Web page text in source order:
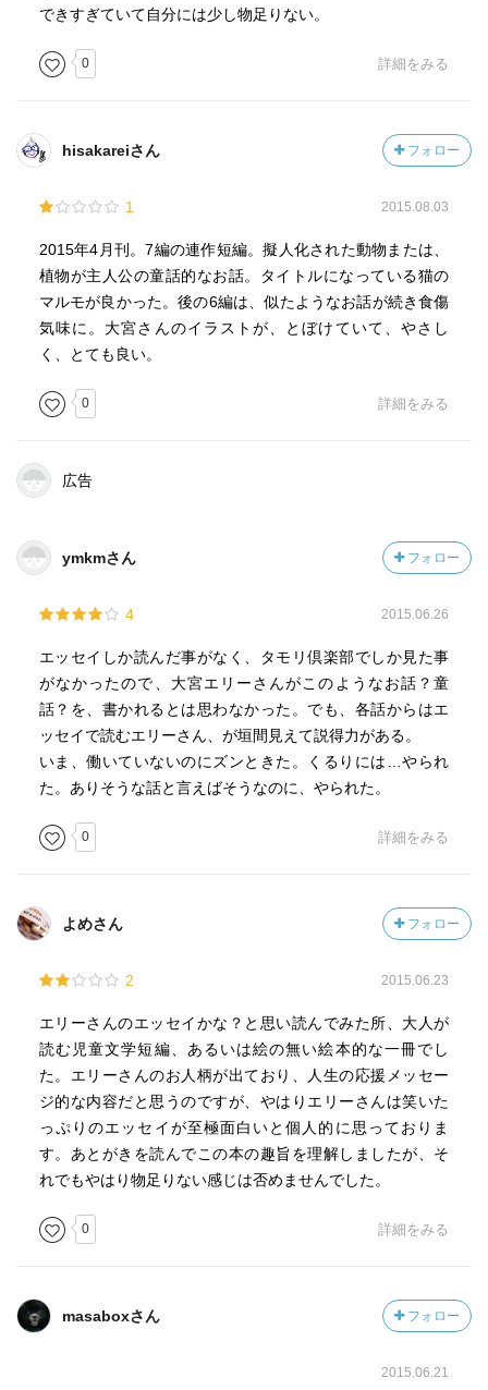
できすぎていて自分には少し物足りない。
0 詳細をみる
hisakareiさん フォロー
1 2015.08.03
2015年4月刊。7編の連作短編。擬人化された動物または、
植物が主人公の童話的なお話。タイトルになっている猫の
マルモが良かった。後の6編は、似たようなお話が続き食傷
気味に。大宮さんのイラストが、とぼけていて、やさし
く、とても良い。
0 詳細をみる
広告
ymkmさん フォロー
4 2015.06.26
エッセイしか読んだ事がなく、タモリ倶楽部でしか見た事
がなかったので、大宮エリーさんがこのようなお話？童
話？を、書かれるとは思わなかった。でも、各話からはエ
ッセイで読むエリーさん、が垣間見えて説得力がある。
いま、働いていないのにズンときた。くるりには…やられ
た。ありそうな話と言えばそうなのに、やられた。
0 詳細をみる
よめさん フォロー
2 2015.06.23
エリーさんのエッセイかな？と思い読んでみた所、大人が
読む児童文学短編、あるいは絵の無い絵本的な一冊でし
た。エリーさんのお人柄が出ており、人生の応援メッセー
ジ的な内容だと思うのですが、やはりエリーさんは笑いた
っぷりのエッセイが至極面白いと個人的に思っておりま
す。あとがきを読んでこの本の趣旨を理解しましたが、そ
れでもやはり物足りない感じは否めませんでした。
0 詳細をみる
masaboxさん フォロー
2015.06.21